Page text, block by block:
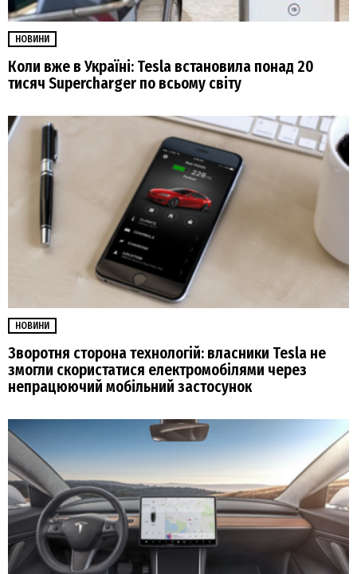
НОВИНИ
Коли вже в Україні: Tesla встановила понад 20
тисяч Supercharger по всьому світу
НОВИНИ
Зворотня сторона технологій: власники Tesla не
змогли скористатися електромобілями через
непрацюючий мобільний застосунок